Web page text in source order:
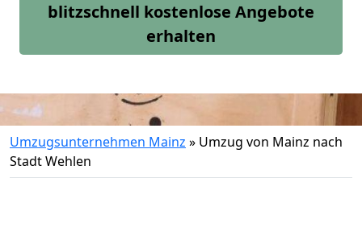
blitzschnell kostenlose Angebote
erhalten
Umzugsunternehmen Mainz » Umzug von Mainz nach
Stadt Wehlen